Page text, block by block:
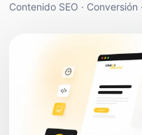
Contenido SEO ·